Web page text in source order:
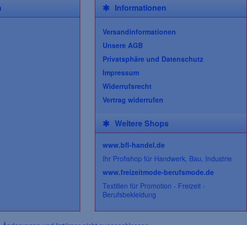
Informationen
Versandinformationen
Unsere AGB
Privatsphäre und Datenschutz
Impressum
Widerrufsrecht
Vertrag widerrufen
Weitere Shops
www.bfl-handel.de
Ihr Profishop für Handwerk, Bau, Industrie
www.freizeitmode-berufsmode.de
Textilien für Promotion - Freizeit -
Berufsbekleidung